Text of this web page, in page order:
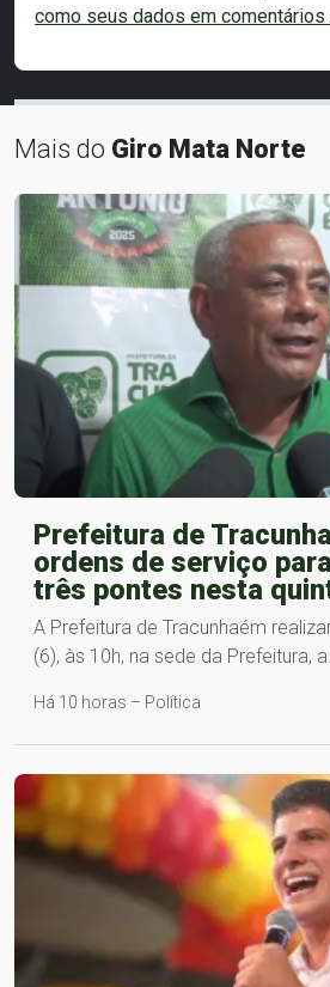
como seus dados em
Mais do Giro Mata Norte
Prefeitura de
ordens de serviço
três pontes nesta
A Prefeitura de Tracunhaém
(6), às 10h, na sede da Prefeitura,
Há 10 horas – Política